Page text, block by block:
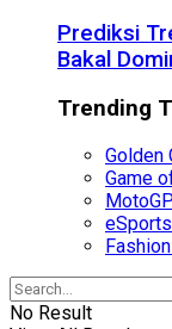
Prediksi
Bakal
Trending
Golden
Game
eSports
No Result